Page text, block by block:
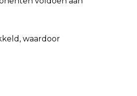
waardoor